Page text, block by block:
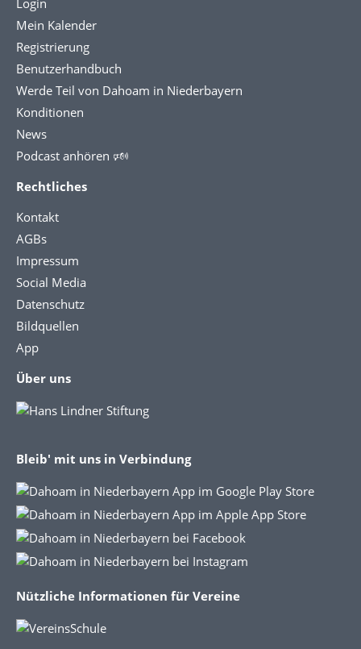
Login
Mein Kalender
Registrierung
Benutzerhandbuch
Werde Teil von Dahoam in Niederbayern
Konditionen
News
Podcast anhören 🕬
Rechtliches
Kontakt
AGBs
Impressum
Social Media
Datenschutz
Bildquellen
App
Über uns
Bleib' mit uns in Verbindung
Nützliche Informationen für Vereine